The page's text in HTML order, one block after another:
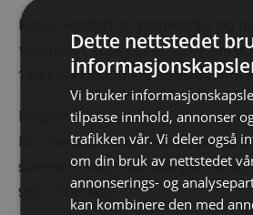
Kalkunkjøttet er proteinrikt og
tilbehøret som bestemmer om du
1400 eller 2000 kcal. Sistnevnte
Magert kjøtt sammen med en
kan være ganske fettrik, potet
sammen med rosenkål gjør at du
900-1100 kcal.
Dette nettstedet
Vi bruker
tilpasse innhold, annonser
trafikken vår. Vi deler også
om din bruk av nettstedet
annonserings- og
kan kombinere den med